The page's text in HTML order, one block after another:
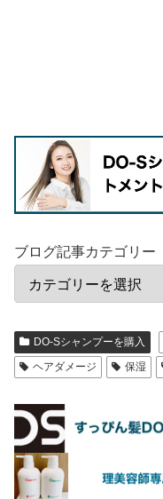
ブログ記事カテゴリー
DO-Sシャンプーを購入
ヘアダメージ
保湿